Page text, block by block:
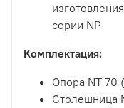
серии NP
Комплектация:
Опора NT 70
Столешница